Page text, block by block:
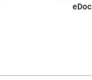
eDoc